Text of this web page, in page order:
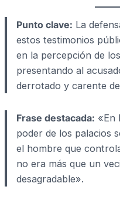
Punto clave: La
estos testimonios
en la percepción de
presentando al
derrotado y carente de
Frase destacada: «En
poder de los palacios
el hombre que
no era más que un
desagradable».